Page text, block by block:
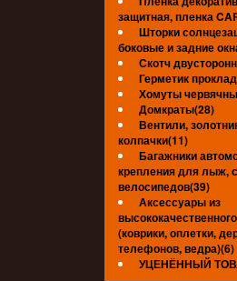
защитная, пленка
Шторки
боковые и задние
Скотч
Герметик
Хомуты
Домкраты(28)
Вентили,
колпачки(11)
Багажники
крепления для лыж,
велосипедов(39)
Аксессуары из
(коврики, оплетки,
телефонов, ведра)(6)
УЦЕНЁННЫЙ